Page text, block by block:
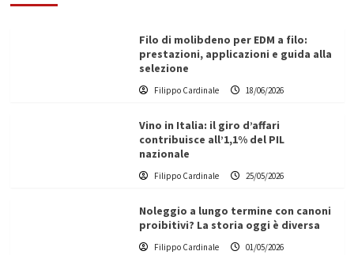
Filo di molibdeno per EDM a filo:
prestazioni, applicazioni e guida alla
selezione
Filippo Cardinale 18/06/2026
Vino in Italia: il giro d’affari
contribuisce all’1,1% del PIL
nazionale
Filippo Cardinale 25/05/2026
Noleggio a lungo termine con canoni
proibitivi? La storia oggi è diversa
Filippo Cardinale 01/05/2026